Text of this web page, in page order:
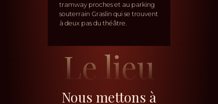
tramway proches et au parking
souterrain Graslin qui se trouvent
à deux pas du théâtre.
Le lieu
Nous mettons à